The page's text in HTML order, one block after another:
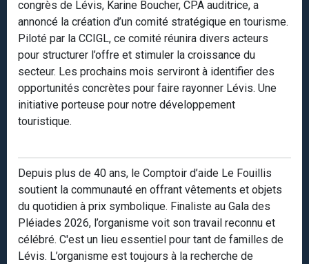
congrès de Lévis, Karine Boucher, CPA auditrice, a
annoncé la création d’un comité stratégique en tourisme.
Piloté par la CCIGL, ce comité réunira divers acteurs
pour structurer l’offre et stimuler la croissance du
secteur. Les prochains mois serviront à identifier des
opportunités concrètes pour faire rayonner Lévis. Une
initiative porteuse pour notre développement
touristique.
Depuis plus de 40 ans, le Comptoir d’aide Le Fouillis
soutient la communauté en offrant vêtements et objets
du quotidien à prix symbolique. Finaliste au Gala des
Pléiades 2026, l’organisme voit son travail reconnu et
célébré. C'est un lieu essentiel pour tant de familles de
Lévis. L’organisme est toujours à la recherche de